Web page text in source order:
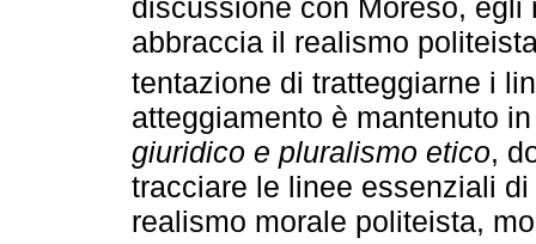
discussione con Moreso,
abbraccia il realismo
tentazione di tratteggiarne i
atteggiamento è mantenuto in
giuridico e pluralismo etico,
tracciare le linee essenziali
realismo morale politeista,